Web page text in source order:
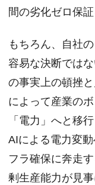
間の劣化ゼロ保
もちろん、自社
容易な決断では
の事実上の頓挫
によって産業の
「電力」へと移
AIによる電力変
フラ確保に奔走
剰生産能力が見